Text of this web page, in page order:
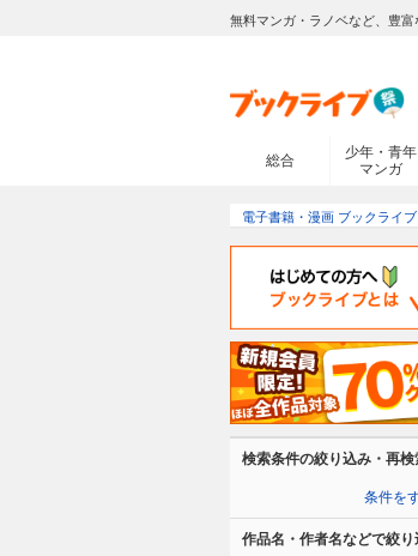
無料マンガ・ラノベなど、豊
総合
少年・青年
マンガ
電子書籍・漫画 ブックライブ
検索条件の絞り込み・再検
条件を
作品名・作者名などで絞